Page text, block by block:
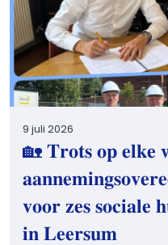
9 juli 2026
🏡 𝐓𝐫𝐨𝐭𝐬 𝐨𝐩
𝐯𝐨𝐨𝐫 𝐳𝐞𝐬 𝐬𝐨𝐜𝐢𝐚𝐥𝐞
𝐢𝐧 𝐋𝐞𝐞𝐫𝐬𝐮𝐦